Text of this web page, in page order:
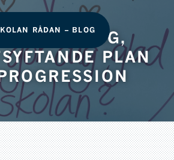
RÅDAN – BLOG
UTVECKLING,
PLAN